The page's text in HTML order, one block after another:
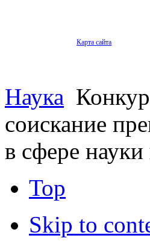
Карта сайта
Наука
соискание
в сфере
Top
Skip to